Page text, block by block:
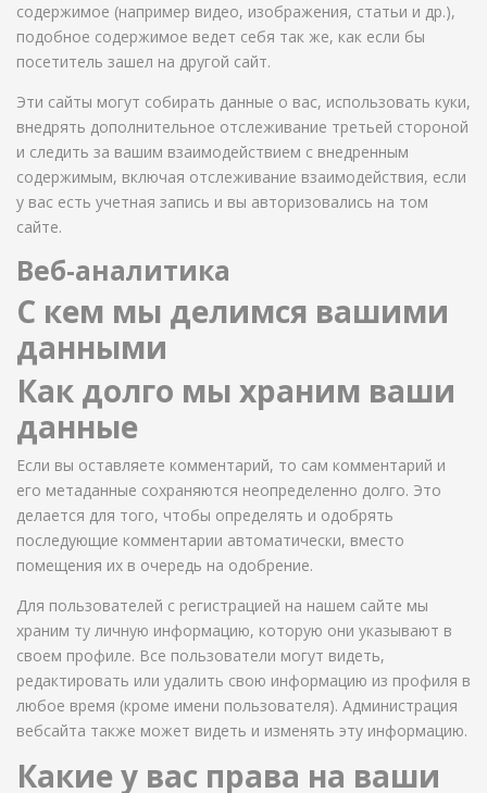
содержимое (например видео, изображения, статьи и др.),
подобное содержимое ведет себя так же, как если бы
посетитель зашел на другой сайт.
Эти сайты могут собирать данные о вас, использовать куки,
внедрять дополнительное отслеживание третьей стороной
и следить за вашим взаимодействием с внедренным
содержимым, включая отслеживание взаимодействия, если
у вас есть учетная запись и вы авторизовались на том
сайте.
Веб-аналитика
С кем мы делимся вашими
данными
Как долго мы храним ваши
данные
Если вы оставляете комментарий, то сам комментарий и
его метаданные сохраняются неопределенно долго. Это
делается для того, чтобы определять и одобрять
последующие комментарии автоматически, вместо
помещения их в очередь на одобрение.
Для пользователей с регистрацией на нашем сайте мы
храним ту личную информацию, которую они указывают в
своем профиле. Все пользователи могут видеть,
редактировать или удалить свою информацию из профиля в
любое время (кроме имени пользователя). Администрация
вебсайта также может видеть и изменять эту информацию.
Какие у вас права на ваши